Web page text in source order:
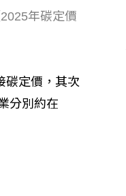
年碳定價
碳定價，其次
分別約在
命的故事